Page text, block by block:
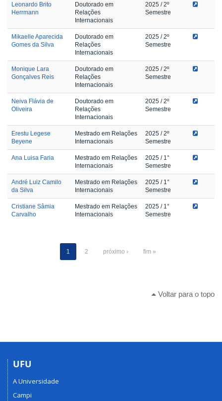
Leonardo Brito
Herrmann
Doutorado em
Relações
Internacionais
2025 / 2º
Semestre
Mikaelle Aparecida
Gomes da Silva
Doutorado em
Relações
Internacionais
2025 / 2º
Semestre
Monique Lara
Gonçalves Reis
Doutorado em
Relações
Internacionais
2025 / 2º
Semestre
Neiva Flávia de
Oliveira
Doutorado em
Relações
Internacionais
2025 / 2º
Semestre
Erestu Legese
Beyene
Mestrado em Relações
Internacionais
2025 / 2º
Semestre
Ana Luisa Faria
Mestrado em Relações
Internacionais
2025 / 1°
Semestre
André Luiz Camilo
da Silva
Mestrado em Relações
Internacionais
2025 / 1°
Semestre
Cristiane Sâmia
Carvalho
Mestrado em Relações
Internacionais
2025 / 1°
Semestre
1 2 próximo › fim »
Voltar para o topo
UFU
A Universidade
Campi